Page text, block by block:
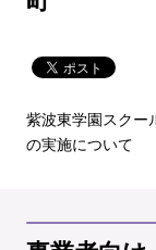
紫波東学園スクー
の実施について